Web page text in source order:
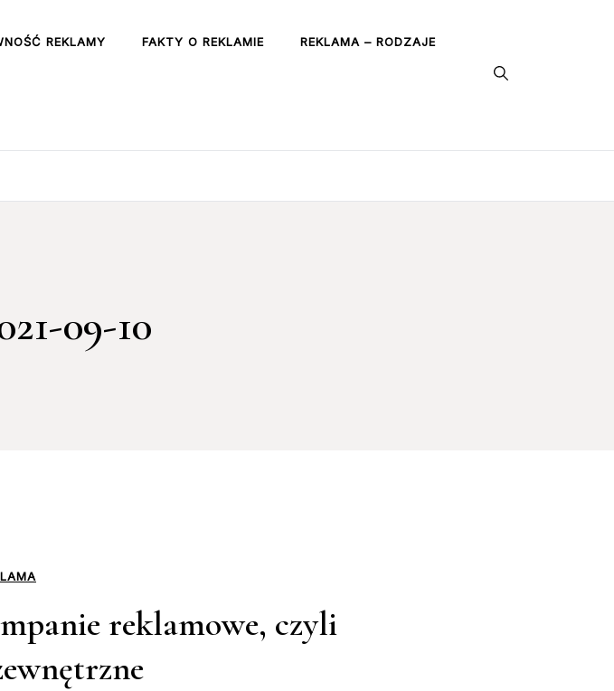
REKLAMY FAKTY O REKLAMIE REKLAMA – RODZAJE
09-10
reklamowe, czyli